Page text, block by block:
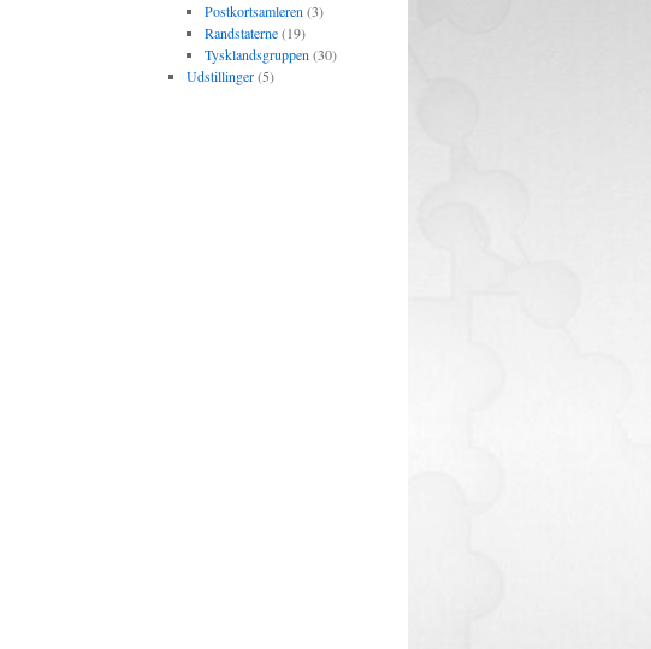
Postkortsamleren (3)
Randstaterne(19)
Tysklandsgruppen (30)
Udstillinger(5)